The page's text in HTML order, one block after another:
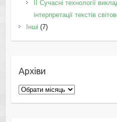
II Cучасні технології
інтерпретації текстів
Інші (7)
Архіви
Архіви